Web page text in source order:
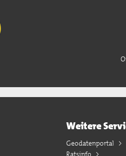
Weitere
Geodatenportal
Ratsinfo